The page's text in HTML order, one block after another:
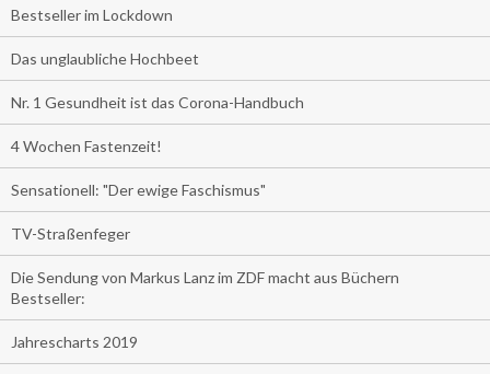
Bestseller im Lockdown
Das unglaubliche Hochbeet
Nr. 1 Gesundheit ist das Corona-Handbuch
4 Wochen Fastenzeit!
Sensationell: "Der ewige Faschismus"
TV-Straßenfeger
Die Sendung von Markus Lanz im ZDF macht aus Büchern
Bestseller:
Jahrescharts 2019